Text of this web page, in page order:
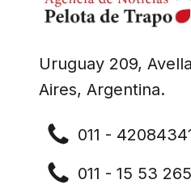
Uruguay 209,
Aires, Argentina.
011 -
011 - 15 53